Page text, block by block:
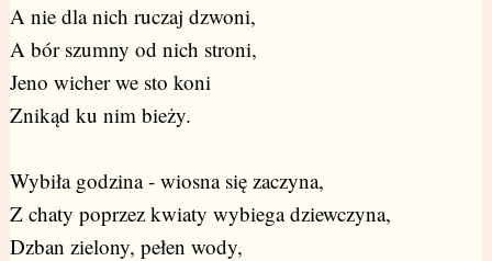
A nie dla nich ruczaj dzwoni,
A bór szumny od nich stroni,
Jeno wicher we sto koni
Znikąd ku nim bieży.
Wybiła godzina - wiosna się zaczyna,
Z chaty poprzez kwiaty wybiega dziewczyna,
Dzban zielony, pełen wody,